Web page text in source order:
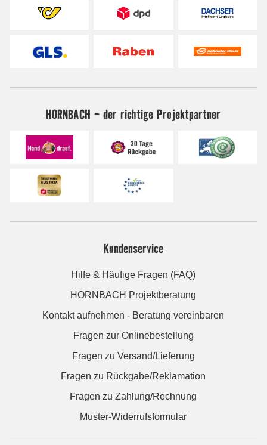
HORNBACH - der richtige Projektpartner
Kundenservice
Hilfe & Häufige Fragen (FAQ)
HORNBACH Projektberatung
Kontakt aufnehmen - Beratung vereinbaren
Fragen zur Onlinebestellung
Fragen zu Versand/Lieferung
Fragen zu Rückgabe/Reklamation
Fragen zu Zahlung/Rechnung
Muster-Widerrufsformular